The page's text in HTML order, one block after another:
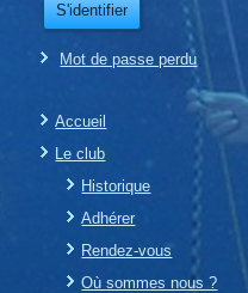
S'identifier
Mot de passe perdu
Accueil
Le club
Historique
Adhérer
Rendez-vous
Où sommes nous ?